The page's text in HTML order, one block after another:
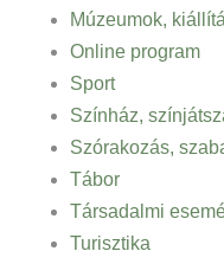
Múzeumok,
Online program
Sport
Színház,
Szórakozás,
Tábor
Társadalmi
Turisztika